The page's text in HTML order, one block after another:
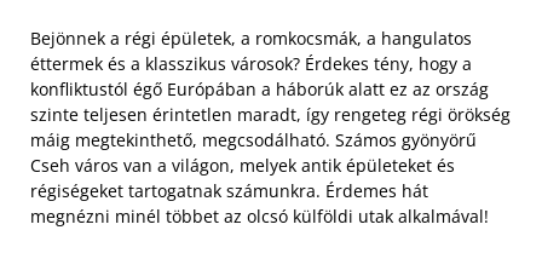
Bejönnek a régi épületek, a romkocsmák, a hangulatos
éttermek és a klasszikus városok? Érdekes tény, hogy a
konfliktustól égő Európában a háborúk alatt ez az ország
szinte teljesen érintetlen maradt, így rengeteg régi örökség
máig megtekinthető, megcsodálható. Számos gyönyörű
Cseh város van a világon, melyek antik épületeket és
régiségeket tartogatnak számunkra. Érdemes hát
megnézni minél többet az olcsó külföldi utak alkalmával!